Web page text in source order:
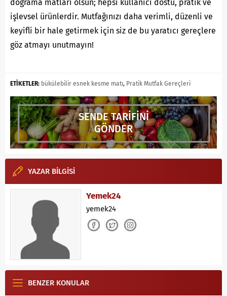
doğrama matları olsun; hepsi kullanıcı dostu, pratik ve
işlevsel ürünlerdir. Mutfağınızı daha verimli, düzenli ve
keyifli bir hale getirmek için siz de bu yaratıcı gereçlere
göz atmayı unutmayın!
ETİKETLER: bükülebilir esnek kesme matı, Pratik Mutfak Gereçleri
SENDE TARİFİNİ
GÖNDER
YAZAR BİLGİSİ
Yemek24
yemek24
BENZER KONULAR